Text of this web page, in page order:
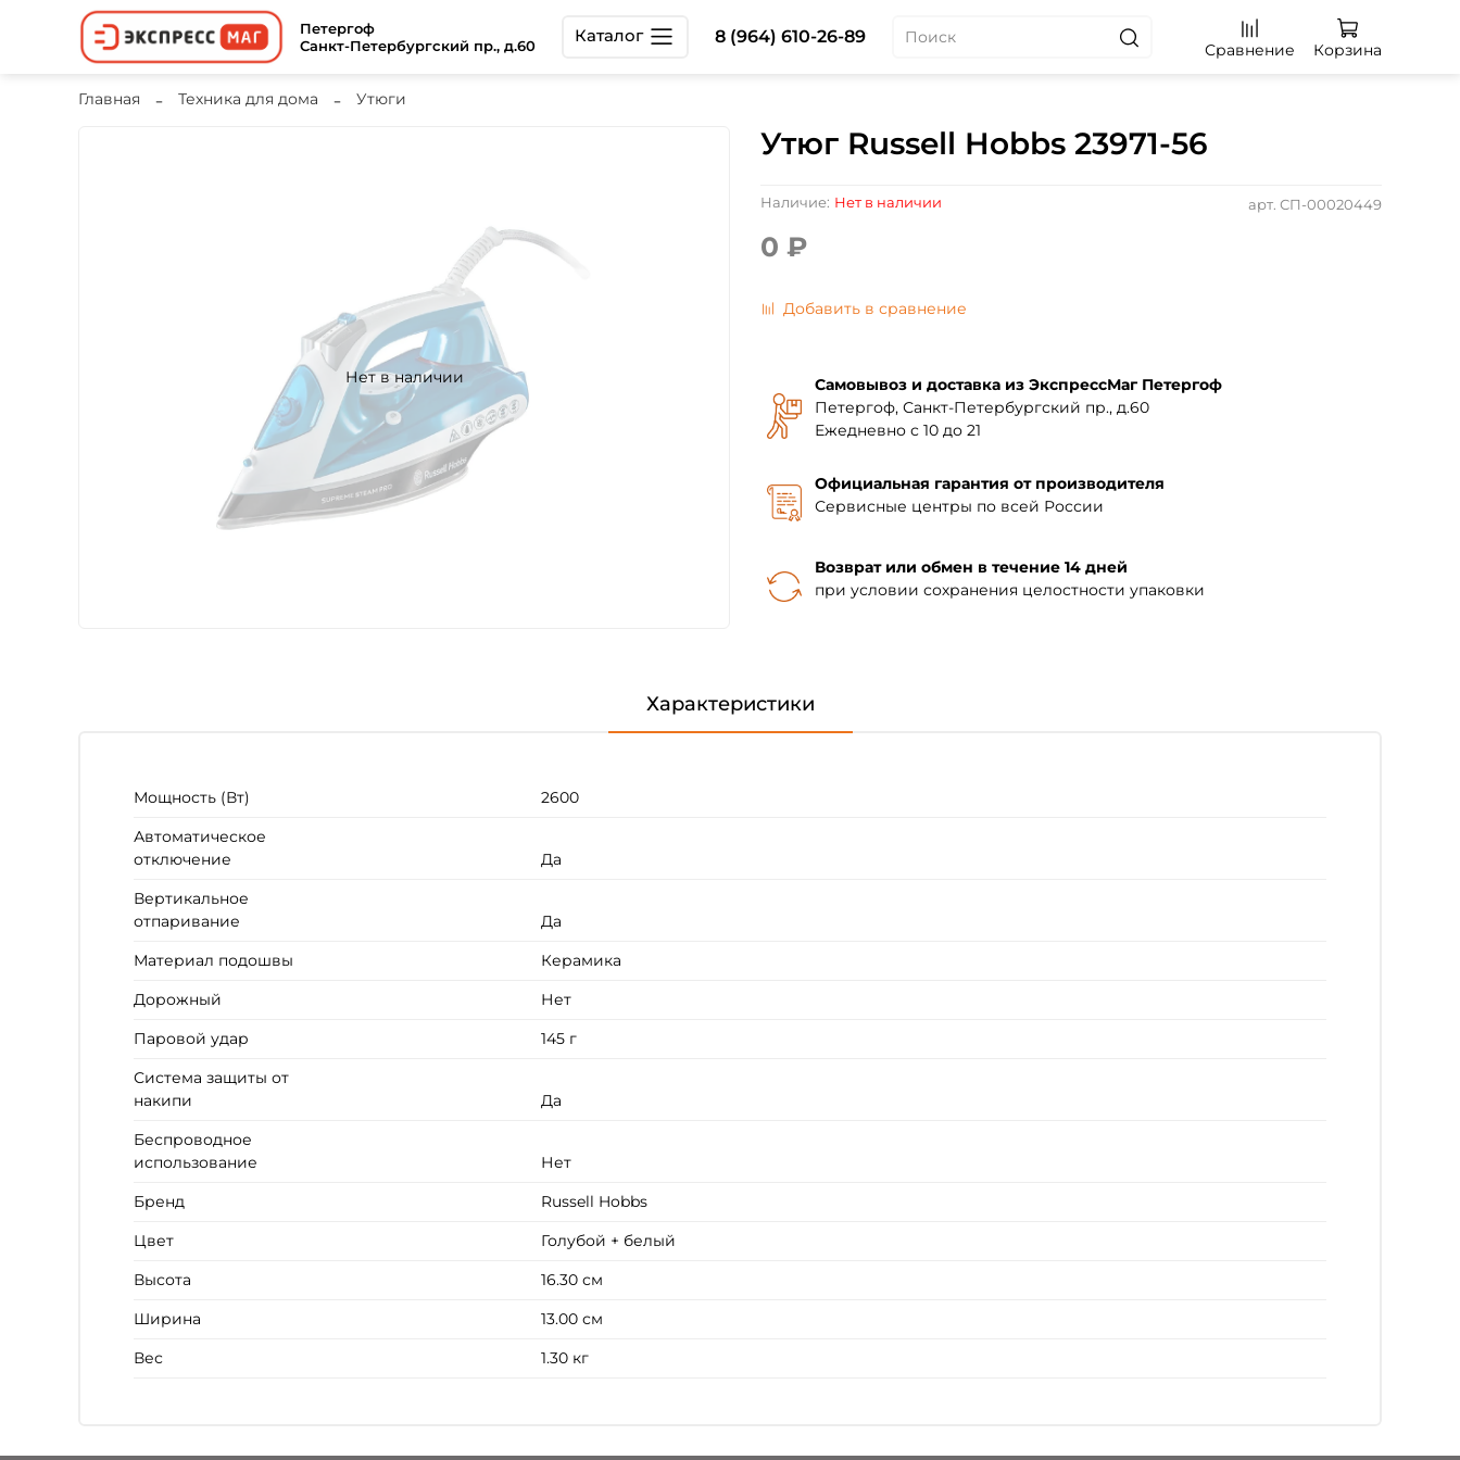
Петергоф
Санкт-Петербургский пр., д.60
Каталог 8 (964) 610-26-89
Сравнение Корзина
Главная Техника для дома Утюги
Нет в наличии
арт. СП-00020449
Наличие: Нет в наличии
Утюг Russell Hobbs 23971-56
0 ₽
Добавить в сравнение
Самовывоз и доставка из ЭкспрессМаг Петергоф
Петергоф, Санкт-Петербургский пр., д.60
Ежедневно с 10 до 21
Официальная гарантия от производителя
Сервисные центры по всей России
Возврат или обмен в течение 14 дней
при условии сохранения целостности упаковки
Характеристики
Мощность (Вт)
2600
Автоматическое
отключение
Да
Вертикальное
отпаривание
Да
Материал подошвы
Керамика
Дорожный
Нет
Паровой удар
145 г
Система защиты от
накипи
Да
Беспроводное
использование
Нет
Бренд
Russell Hobbs
Цвет
Голубой + белый
Высота
16.30 см
Ширина
13.00 см
Вес
1.30 кг